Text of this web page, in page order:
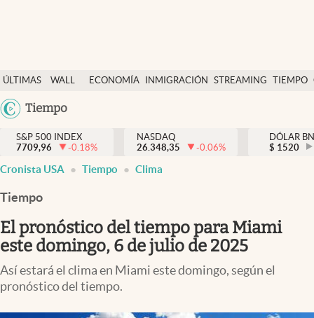
ÚLTIMAS
NOTICIAS
WALL
Y
DÓLAR
ECONOMÍA INMIGRACIÓN STREAMING TIEMPO
México
Tiempo
Finanzas y economía
Wall Street y dólar
Inmigración
Espiritual
Streaming
PC y mobile
S&P 500 INDEX
7709,96
-0.18%
NASDAQ
26.348,35
-0.06%
DÓLAR
$ 1520
Cronista USA Tiempo Clima
Tiempo
El pronóstico del tiempo para Miami
este domingo, 6 de julio de 2025
Así estará el clima en Miami este domingo, según el
pronóstico del tiempo.